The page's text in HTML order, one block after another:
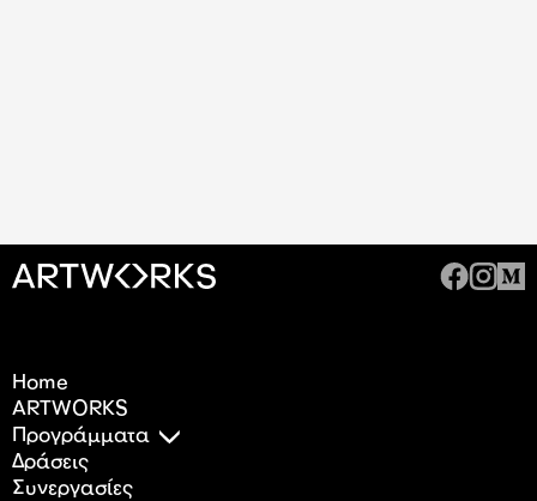
Home
ARTWORKS
Προγράμματα
Δράσεις
Συνεργασίες